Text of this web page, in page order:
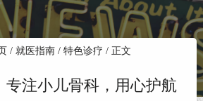
/ 就医指南/ 特色诊疗 / 正文
专注小儿骨科，用心护航